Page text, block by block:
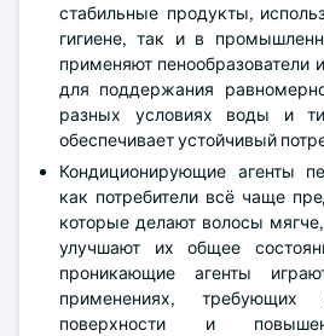
стабильные продукты,
гигиене, так и в
применяют пенообразователи
для поддержания
разных условиях воды и
обеспечивает устойчивый
Кондиционирующие агенты
как потребители всё чаще
которые делают волосы
улучшают их общее
проникающие агенты
применениях, требующих
поверхности и